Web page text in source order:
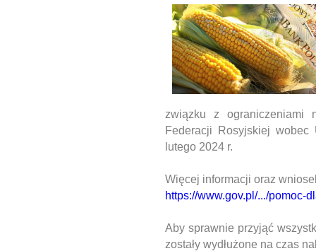
związku z ograniczeniami
Federacji Rosyjskiej wobec
lutego 2024 r.
Więcej informacji oraz
https://www.gov.pl/.../pomoc-
Aby sprawnie przyjąć
zostały wydłużone na czas